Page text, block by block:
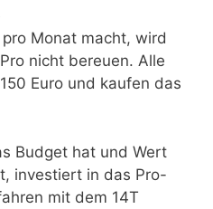
Monat macht, wird
nicht bereuen. Alle
Euro und kaufen das
Budget hat und Wert
investiert in das Pro-
mit dem 14T